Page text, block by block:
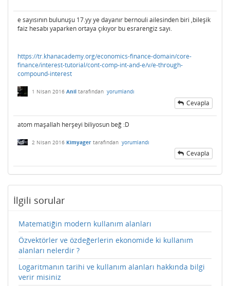
e sayısının bulunuşu 17.yy ye dayanır bernouli ailesinden biri ,bileşik
faiz hesabı yaparken ortaya çıkıyor bu esrarengiz sayı.
https://tr.khanacademy.org/economics-finance-domain/core-
finance/interest-tutorial/cont-comp-int-and-e/v/e-through-
compound-interest
1 Nisan 2016 Anil tarafından yorumlandı
Cevapla
atom maşallah herşeyi biliyosun beğ :D
2 Nisan 2016 Kimyager tarafından yorumlandı
Cevapla
İlgili sorular
Matematiğin modern kullanım alanları
Özvektörler ve özdeğerlerin ekonomide ki kullanım
alanları nelerdir ?
Logaritmanın tarihi ve kullanım alanları hakkında bilgi
verir misiniz